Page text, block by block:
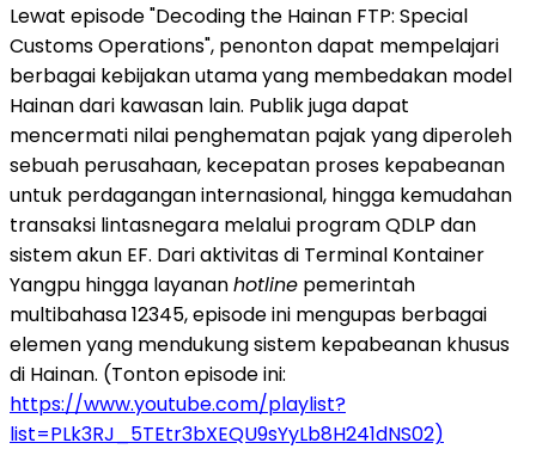
Lewat episode "Decoding the Hainan FTP: Special
Customs Operations", penonton dapat mempelajari
berbagai kebijakan utama yang membedakan model
Hainan dari kawasan lain. Publik juga dapat
mencermati nilai penghematan pajak yang diperoleh
sebuah perusahaan, kecepatan proses kepabeanan
untuk perdagangan internasional, hingga kemudahan
transaksi lintasnegara melalui program QDLP dan
sistem akun EF. Dari aktivitas di Terminal Kontainer
Yangpu hingga layananhotline pemerintah
multibahasa 12345, episode ini mengupas berbagai
elemen yang mendukung sistem kepabeanan khusus
di Hainan. (Tonton episode ini:
https://www.youtube.com/playlist?
list=PLk3RJ_5TEtr3bXEQU9sYyLb8H241dNS02)